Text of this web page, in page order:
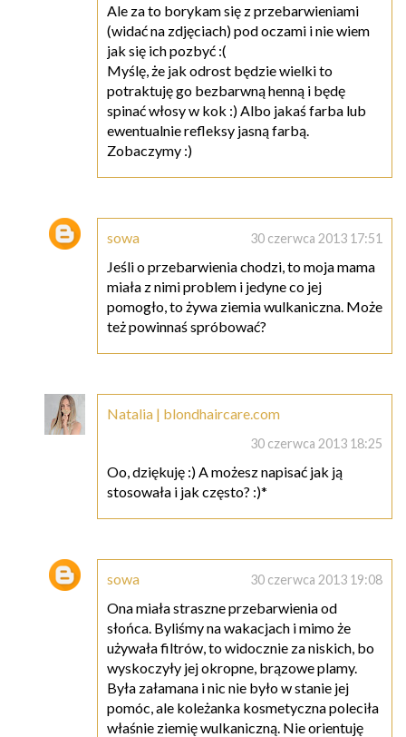
Ale za to borykam się z przebarwieniami
(widać na zdjęciach) pod oczami i nie wiem
jak się ich pozbyć :(
Myślę, że jak odrost będzie wielki to
potraktuję go bezbarwną henną i będę
spinać włosy w kok :) Albo jakaś farba lub
ewentualnie refleksy jasną farbą.
Zobaczymy :)
sowa 30 czerwca 2013 17:51
Jeśli o przebarwienia chodzi, to moja mama
miała z nimi problem i jedyne co jej
pomogło, to żywa ziemia wulkaniczna. Może
też powinnaś spróbować?
Natalia | blondhaircare.com
30 czerwca 2013 18:25
Oo, dziękuję :) A możesz napisać jak ją
stosowała i jak często? :)*
sowa 30 czerwca 2013 19:08
Ona miała straszne przebarwienia od
słońca. Byliśmy na wakacjach i mimo że
używała filtrów, to widocznie za niskich, bo
wyskoczyły jej okropne, brązowe plamy.
Była załamana i nic nie było w stanie jej
pomóc, ale koleżanka kosmetyczna poleciła
właśnie ziemię wulkaniczną. Nie orientuję